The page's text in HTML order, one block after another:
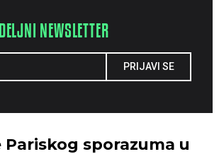
NEWSLETTER
PRIJAVI SE
Pariskog sporazuma u